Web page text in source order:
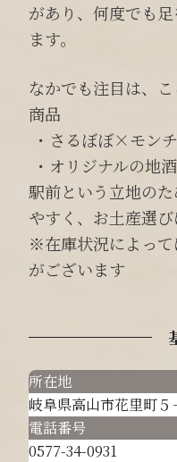
があり、何度でも
ます。
なかでも注目は、
商品
・さるぼぼ×モン
・オリジナルの地酒
駅前という立地の
やすく、お土産選び
※在庫状況によっ
がございます
所在地
岐阜県高山市花里町５
電話番号
0577-34-0931